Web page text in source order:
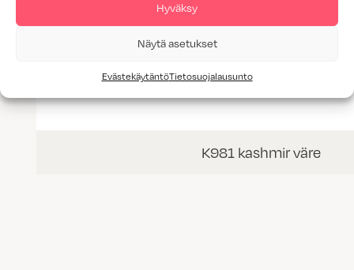
Hyväksy
Näytä asetukset
EvästekäytäntöTietosuojalausunto
K981 kashmir väre